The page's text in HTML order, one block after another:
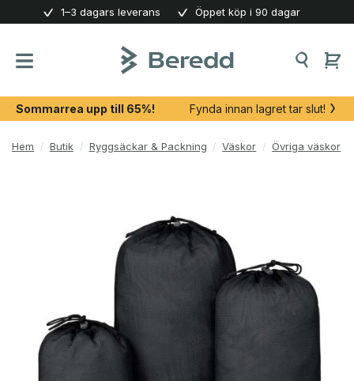
content
1–3 dagars leverans Öppet köp i 90 dagar
Sommarrea upp till 65%! Fynda innan lagret tar slut!
Hem / Butik / Ryggsäckar & Packning / Väskor / Övriga väskor